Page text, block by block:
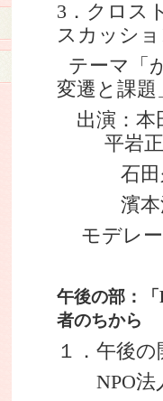
3 ．クロス
スカッシ
テーマ「
変遷と課題
出演：
平岩
石田久
濱本
モデレ
午後の部：「
者のちから
１．午後
NPO法